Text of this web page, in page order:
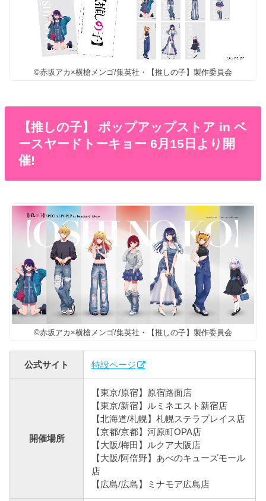
©赤坂アカ×横槍メンゴ/集英社・【推しの子】製作委員会
【推しの子】 ポップアップストア in ベ
ースヤードトーキョー 6月15日より開
催!
©赤坂アカ×横槍メンゴ/集英社・【推しの子】製作委員会
公式サイト 特設ページ
開催場所
【東京/原宿】原宿路面店
【東京/新宿】ルミネエスト新宿店
【北海道/札幌】札幌ステラプレイス店
【京都/京都】河原町OPA店
【大阪/梅田】ルクア大阪店
【大阪/阿倍野】あべのキューズモール
店
【広島/広島】ミナモア広島店